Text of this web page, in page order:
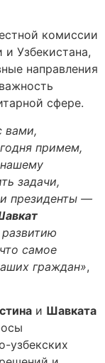
комиссии
и Узбекистана,
направления
сфере.
вами,
примем,
задачи,
президенты —
самое
граждан»,
и Шавката
узбекских